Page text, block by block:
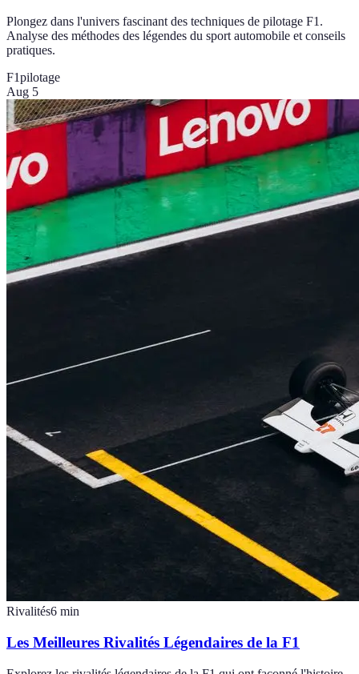
Plongez dans l'univers fascinant des techniques de pilotage F1.
Analyse des méthodes des légendes du sport automobile et conseils
pratiques.
F1pilotage
Aug 5
Rivalités6 min
Les Meilleures Rivalités Légendaires de la F1